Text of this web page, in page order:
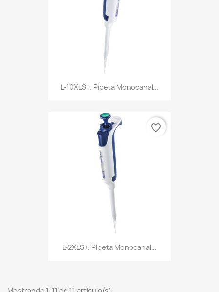
L-10XLS+. Pipeta Monocanal...
L-2XLS+. Pipeta Monocanal...
favorite_border